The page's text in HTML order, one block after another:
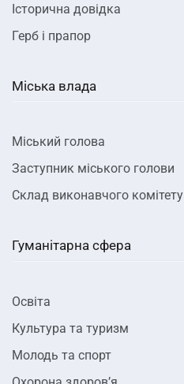
Історична довідка
Герб і прапор
Міська влада
Міський голова
Заступник міського голови
Склад виконавчого комітету
Гуманітарна сфера
Освіта
Культура та туризм
Молодь та спорт